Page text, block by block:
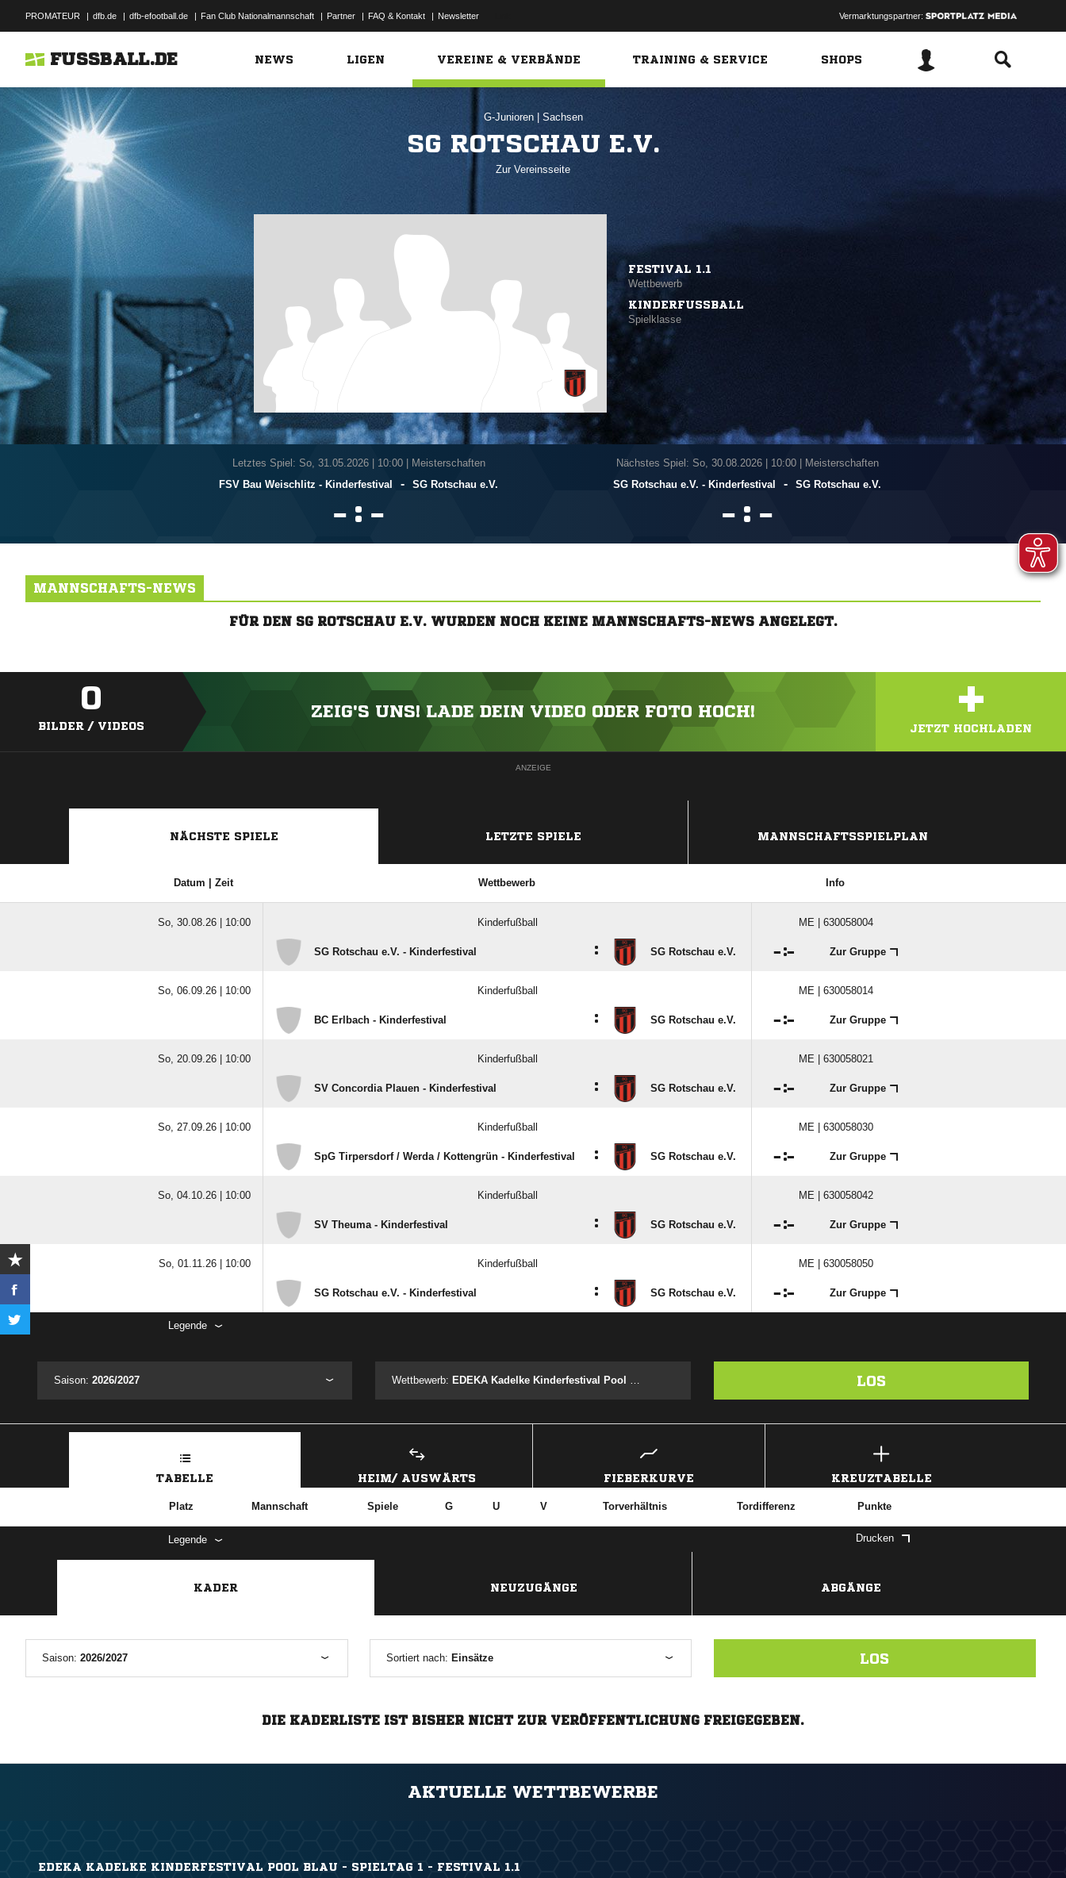
PROMATEUR | dfb.de | dfb-efootball.de | Fan Club Nationalmannschaft | Partner | FAQ & Kontakt | Newsletter Vermarktungspartner:
FUSSBALL.DE NEWS LIGEN VEREINE & VERBÄNDE TRAINING & SERVICE SHOPS
G-Junioren Sachsen
SG ROTSCHAU E.V.
Zur Vereinsseite
FESTIVAL 1.1
Wettbewerb
KINDERFUSSBALL
Spielklasse
Letztes Spiel: So, 31.05.2026| 10:00 | Meisterschaften
FSV Bau Weischlitz - Kinderfestival
- SG Rotschau e.V.
 : 
Nächstes Spiel: So, 30.08.2026| 10:00 | Meisterschaften
SG Rotschau e.V. - Kinderfestival
- SG Rotschau e.V.
 : 
MANNSCHAFTS-NEWS
FÜR DEN SG ROTSCHAU E.V. WURDEN NOCH KEINE MANNSCHAFTS-NEWS ANGELEGT.
0
BILDER / VIDEOS
ZEIG'S UNS! LADE DEIN VIDEO ODER FOTO HOCH! +
JETZT HOCHLADEN
ANZEIGE
NÄCHSTE SPIELE LETZTE SPIELE MANNSCHAFTSSPIELPLAN
Datum | Zeit Wettbewerb Info
So, 30.08.26 | 10:00 Kinderfußball ME | 630058004
SG Rotschau e.V. - Kinderfestival : SG Rotschau e.V. : Zur Gruppe
So, 06.09.26 | 10:00 Kinderfußball ME | 630058014
BC Erlbach - Kinderfestival : SG Rotschau e.V. : Zur Gruppe
So, 20.09.26 | 10:00 Kinderfußball ME | 630058021
SV Concordia Plauen - Kinderfestival : SG Rotschau e.V. : Zur Gruppe
So, 27.09.26 | 10:00 Kinderfußball ME | 630058030
SpG Tirpersdorf /​ Werda /​ Kottengrün - Kinderfestival : SG Rotschau e.V. : Zur Gruppe
So, 04.10.26 | 10:00 Kinderfußball ME | 630058042
SV Theuma - Kinderfestival : SG Rotschau e.V. : Zur Gruppe
So, 01.11.26 | 10:00 Kinderfußball ME | 630058050
SG Rotschau e.V. - Kinderfestival : SG Rotschau e.V. : Zur Gruppe
Legende
Saison: 2026/2027 Wettbewerb: EDEKA Kadelke Kinderfestival Pool Blau - Spieltag 1 - Festival 1.1 LOS
TABELLE HEIM/ AUSWÄRTS FIEBERKURVE KREUZTABELLE
Platz Mannschaft Spiele G U V Torverhältnis Tordifferenz Punkte
Legende Drucken
KADER NEUZUGÄNGE ABGÄNGE
Saison: 2026/2027 Sortiert nach: Einsätze LOS
DIE KADERLISTE IST BISHER NICHT ZUR VERÖFFENTLICHUNG FREIGEGEBEN.
AKTUELLE WETTBEWERBE
EDEKA KADELKE KINDERFESTIVAL POOL BLAU - SPIELTAG 1 - FESTIVAL 1.1